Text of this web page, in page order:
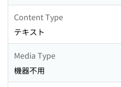
Content Type
テキスト
Media Type
機器不用